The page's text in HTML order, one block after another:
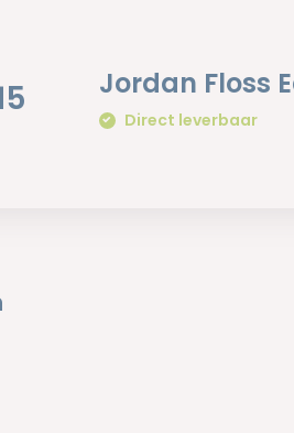
Jordan Floss
Direct leverbaar